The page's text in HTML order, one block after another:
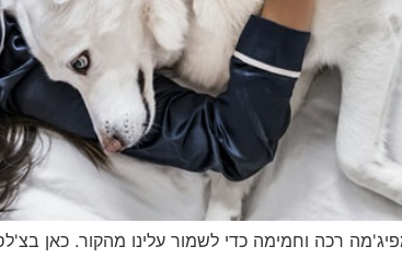
רכה וחמימה כדי לשמור עלינו מהקור. כאן